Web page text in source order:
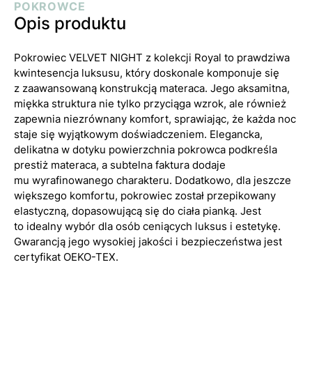
POKROWCE
Opis produktu
Pokrowiec VELVET NIGHT z kolekcji Royal to prawdziwa
kwintesencja luksusu, który doskonale komponuje się
z zaawansowaną konstrukcją materaca. Jego aksamitna,
miękka struktura nie tylko przyciąga wzrok, ale również
zapewnia niezrównany komfort, sprawiając, że każda noc
staje się wyjątkowym doświadczeniem. Elegancka,
delikatna w dotyku powierzchnia pokrowca podkreśla
prestiż materaca, a subtelna faktura dodaje
mu wyrafinowanego charakteru. Dodatkowo, dla jeszcze
większego komfortu, pokrowiec został przepikowany
elastyczną, dopasowującą się do ciała pianką. Jest
to idealny wybór dla osób ceniących luksus i estetykę.
Gwarancją jego wysokiej jakości i bezpieczeństwa jest
certyfikat OEKO-TEX.